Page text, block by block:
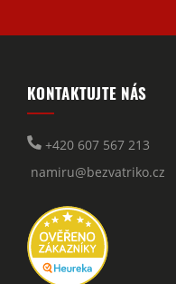
KONTAKTUJTE NÁS
+420 607 567 213
namiru@bezvatriko.cz